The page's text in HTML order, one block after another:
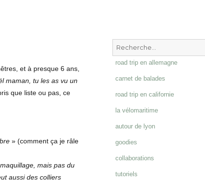
et à presque 6 ans,
maman, tu les as vu un
que liste ou pas, ce
» (comment ça je râle
mais pas du
aussi des colliers
Recherche
pour
road trip en allemagne
carnet de balades
road trip en californie
la vélomaritime
autour de lyon
goodies
collaborations
tutoriels